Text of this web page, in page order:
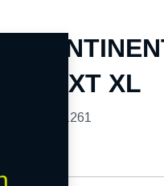
NXT XL
241261